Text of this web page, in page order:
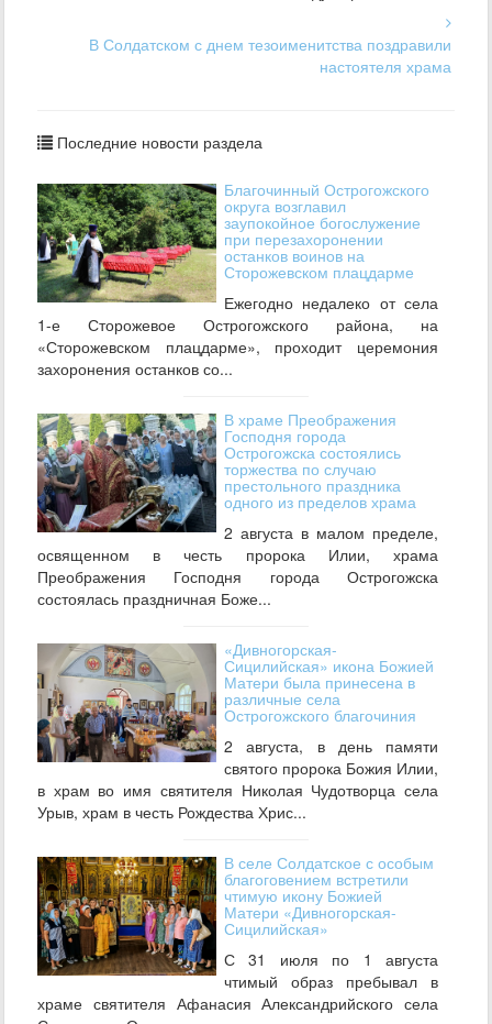
В Солдатском с днем тезоименитства поздравили
настоятеля храма
Последние новости раздела
Благочинный Острогожского
округа возглавил
заупокойное богослужение
при перезахоронении
останков воинов на
Сторожевском плацдарме
Ежегодно недалеко от села
1-е Сторожевое Острогожского района, на
«Сторожевском плацдарме», проходит церемония
захоронения останков со...
В храме Преображения
Господня города
Острогожска состоялись
торжества по случаю
престольного праздника
одного из пределов храма
2 августа в малом пределе,
освященном в честь пророка Илии, храма
Преображения Господня города Острогожска
состоялась праздничная Боже...
«Дивногорская-
Сицилийская» икона Божией
Матери была принесена в
различные села
Острогожского благочиния
2 августа, в день памяти
святого пророка Божия Илии,
в храм во имя святителя Николая Чудотворца села
Урыв, храм в честь Рождества Хрис...
В селе Солдатское с особым
благоговением встретили
чтимую икону Божией
Матери «Дивногорская-
Сицилийская»
С 31 июля по 1 августа
чтимый образ пребывал в
храме святителя Афанасия Александрийского села